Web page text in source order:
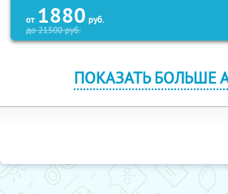
от 1880 руб.
до21500руб.
ПОКАЗАТЬ БОЛЬШЕ